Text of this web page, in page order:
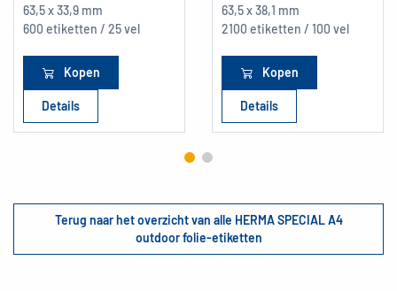
63,5 x 33,9 mm
600 etiketten / 25 vel
Kopen
Details
63,5 x 38,1 mm
2100 etiketten / 100 vel
Kopen
Details
Terug naar het overzicht van alle HERMA SPECIAL A4
outdoor folie-etiketten